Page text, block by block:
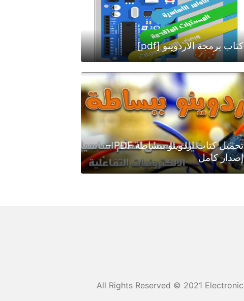
كتاب برمجة الاردوينو [pdf]
تحميل كتاب اردوينو ببساطة PDF –
إصدار كامل
All Rights Reserved © 2021 Electronic